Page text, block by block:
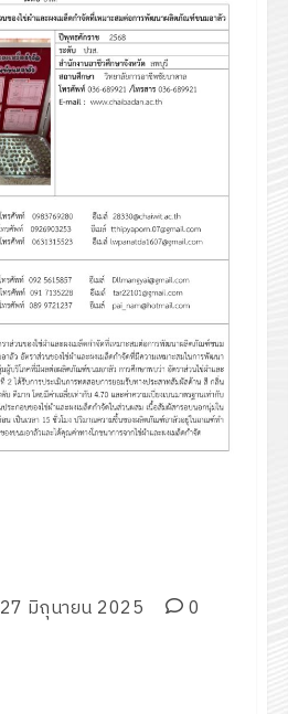
27 มิถุนายน 2025 0